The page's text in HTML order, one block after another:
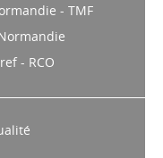
- TMF
- RCO